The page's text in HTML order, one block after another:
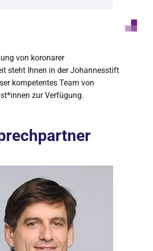
von koronarer
steht Ihnen in der Johannesstift
kompetentes Team von
zur Verfügung.